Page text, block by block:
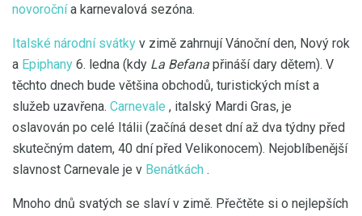
novoročnía karnevalová sezóna.
Italské národní svátky v zimě zahrnují Vánoční den, Nový rok
a Epiphany 6. ledna (kdy La Befana přináší dary dětem). V
těchto dnech bude většina obchodů, turistických míst a
služeb uzavřena. Carnevale , italský Mardi Gras, je
oslavován po celé Itálii (začíná deset dní až dva týdny před
skutečným datem, 40 dní před Velikonocem). Nejoblíbenější
slavnost Carnevale je v Benátkách .
Mnoho dnů svatých se slaví v zimě. Přečtěte si o nejlepších